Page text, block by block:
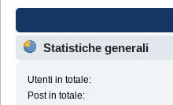
Statistiche generali
Utenti in totale:
Post in totale: